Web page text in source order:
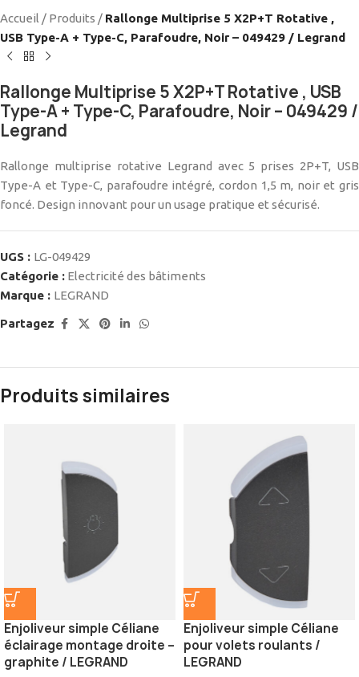
Accueil / Produits / Rallonge Multiprise 5 X2P+T Rotative ,
USB Type-A + Type-C, Parafoudre, Noir – 049429 / Legrand
Rallonge Multiprise 5 X2P+T Rotative , USB
Type-A + Type-C, Parafoudre, Noir – 049429 /
Legrand
Rallonge multiprise rotative Legrand avec 5 prises 2P+T, USB
Type-A et Type-C, parafoudre intégré, cordon 1,5 m, noir et gris
foncé. Design innovant pour un usage pratique et sécurisé.
UGS : LG-049429
Catégorie : Electricité des bâtiments
Marque : LEGRAND
Partagez
Produits similaires
Enjoliveur simple Céliane
éclairage montage droite –
graphite / LEGRAND
Enjoliveur simple Céliane
pour volets roulants /
LEGRAND